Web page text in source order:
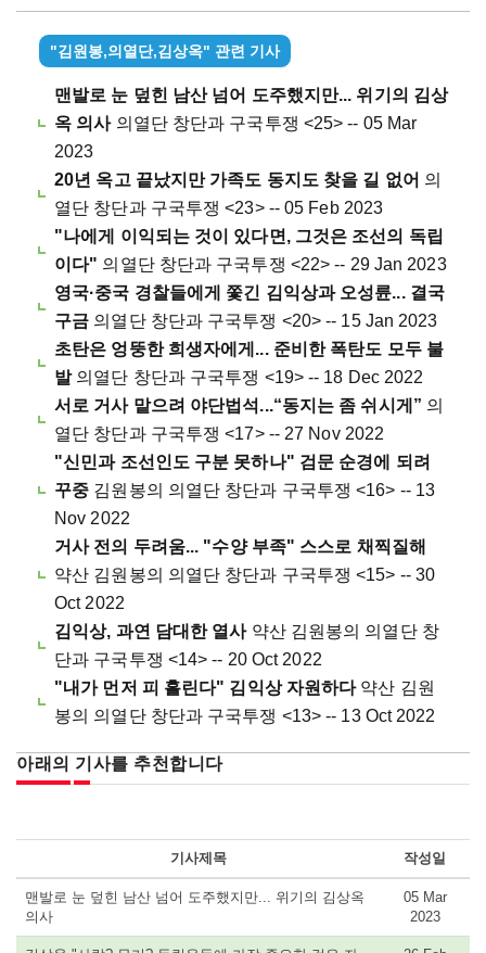
"김원봉,의열단,김상옥" 관련 기사
맨발로 눈 덮힌 남산 넘어 도주했지만... 위기의 김상
옥 의사의열단 창단과 구국투쟁 <25> -- 05 Mar
2023
20년 옥고 끝났지만 가족도 동지도 찾을 길 없어 의
열단 창단과 구국투쟁 <23> -- 05 Feb 2023
"나에게 이익되는 것이 있다면, 그것은 조선의 독립
이다" 의열단 창단과 구국투쟁 <22> -- 29 Jan 2023
영국·중국 경찰들에게 쫓긴 김익상과 오성륜... 결국
구금 의열단 창단과 구국투쟁 <20> -- 15 Jan 2023
초탄은 엉뚱한 희생자에게... 준비한 폭탄도 모두 불
발의열단 창단과 구국투쟁 <19> -- 18 Dec 2022
서로 거사 맡으려 야단법석...“동지는 좀 쉬시게” 의
열단 창단과 구국투쟁 <17> -- 27 Nov 2022
"신민과 조선인도 구분 못하나" 검문 순경에 되려
꾸중 김원봉의 의열단 창단과 구국투쟁 <16> -- 13
Nov 2022
거사 전의 두려움... "수양 부족" 스스로 채찍질해
약산 김원봉의 의열단 창단과 구국투쟁 <15> -- 30
Oct 2022
김익상, 과연 담대한 열사약산 김원봉의 의열단 창
단과 구국투쟁 <14> -- 20 Oct 2022
"내가 먼저 피 흘린다" 김익상 자원하다약산 김원
봉의 의열단 창단과 구국투쟁 <13> -- 13 Oct 2022
아래의 기사를 추천합니다
기사제목 작성일
맨발로 눈 덮힌 남산 넘어 도주했지만... 위기의 김상옥
의사
05 Mar
2023